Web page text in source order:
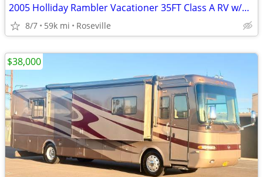
2005 Holliday Rambler Vacationer 35FT Class A RV w/2 Slide Outs
8/7 59k mi Roseville
$38,000